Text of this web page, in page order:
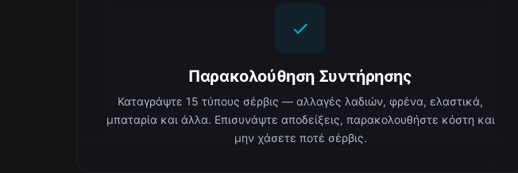
Παρακολούθηση Συντήρησης
Καταγράψτε 15 τύπους σέρβις — αλλαγές λαδιών, φρένα, ελαστικά,
μπαταρία και άλλα. Επισυνάψτε αποδείξεις, παρακολουθήστε κόστη και
μην χάσετε ποτέ σέρβις.